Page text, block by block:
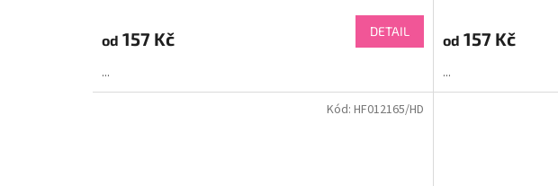
od 157 Kč DETAIL
...
od 157 Kč
...
Kód:HF012165/HD